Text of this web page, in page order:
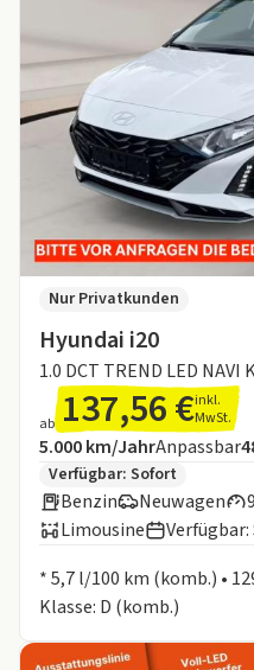
Hyundai i20
Nur Privatkunden
ab 137,56 €inkl.
MwSt.
Angebotsdetails:
Inklusive Laufleistung
5.000 km/JahrAnpassbar
Zusätzliche
Verfügbar: Sofort
Benzin Neuwagen
Limousine
* 5,7 l/100 km (komb.) •
Klasse: D (komb.)